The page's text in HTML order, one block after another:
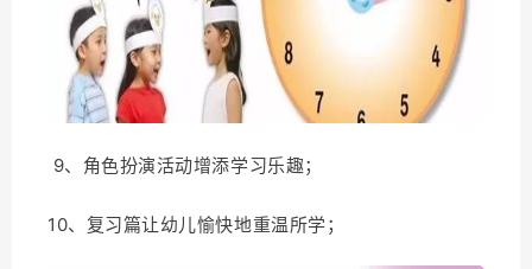
9、角色扮演活动增添学习乐趣；
10、复习篇让幼儿愉快地重温所学；